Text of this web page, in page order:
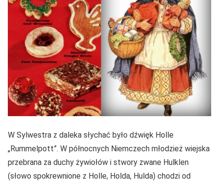
W Sylwestra z daleka słychać było dźwięk Holle
„Rummelpott”. W północnych Niemczech młodzież wiejska
przebrana za duchy żywiołów i stwory zwane Hulklen
(słowo spokrewnione z Holle, Holda, Hulda) chodzi od